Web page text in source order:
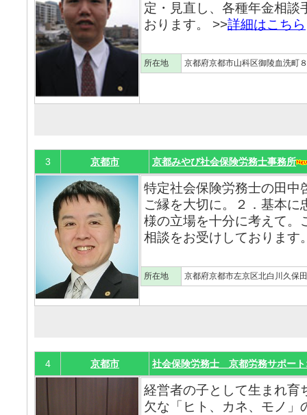
定・見直し、各種年金相談
おります。 >>詳細はこちら
所在地 京都府京都市山科区御陵血洗町
3 京都市 京都みやび社会保険労務士事務所
特定社会保険労務士の田中
ご縁を大切に。２．基本に
様の立場を十分に考えて。
相談をお受けしております
所在地 京都府京都市左京区北白川久保
4 京都市 社会保険労務士 京都労務サポート
経営者の子として生まれ育
欠な「ヒト、カネ、モノ」